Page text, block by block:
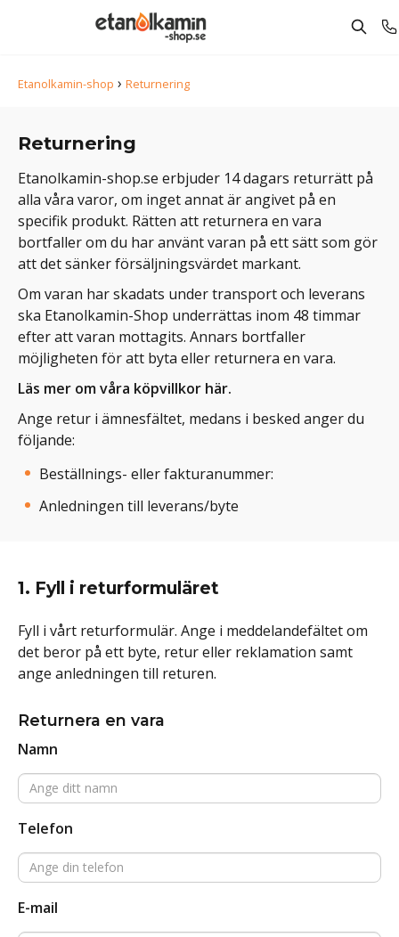
Etanolkamin-shop › Returnering
Returnering
Etanolkamin-shop.se erbjuder 14 dagars returrätt på
alla våra varor, om inget annat är angivet på en
specifik produkt. Rätten att returnera en vara
bortfaller om du har använt varan på ett sätt som gör
att det sänker försäljningsvärdet markant.
Om varan har skadats under transport och leverans
ska Etanolkamin-Shop underrättas inom 48 timmar
efter att varan mottagits. Annars bortfaller
möjligheten för att byta eller returnera en vara.
Läs mer om våra köpvillkor här.
Ange retur i ämnesfältet, medans i besked anger du
följande:
Beställnings- eller fakturanummer:
Anledningen till leverans/byte
1. Fyll i returformuläret
Fyll i vårt returformulär. Ange i meddelandefältet om
det beror på ett byte, retur eller reklamation samt
ange anledningen till returen.
Returnera en vara
Namn
Telefon
E-mail